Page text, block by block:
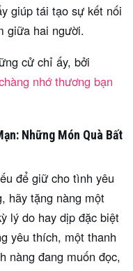
giúp tái tạo sự kết nối
giữa hai người.
cử chỉ ấy, bởi
nhớ thương bạn
Những Món Quà Bất
để giữ cho tình yêu
hãy tặng nàng một
lý do hay dịp đặc biệt
yêu thích, một thanh
nàng đang muốn đọc,